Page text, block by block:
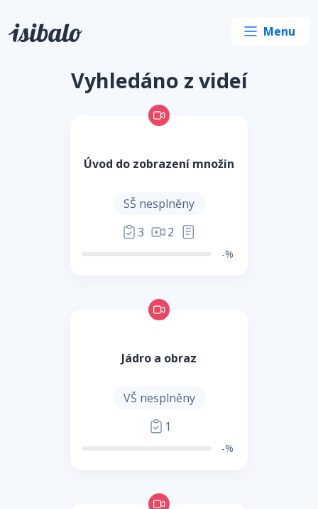
Vyhledáno z videí
Úvod do zobrazení množin
SŠ nesplněny
3
2
-%
Jádro a obraz
VŠ nesplněny
1
-%